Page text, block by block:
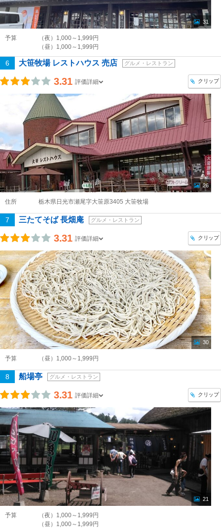
31
予算
（夜）1,000～1,999円
（昼）1,000～1,999円
6 大笹牧場 レストハウス 売店 グルメ・レストラン
3.31 評価詳細 クリップ
26
住所 栃木県日光市瀬尾字大笹原3405 大笹牧場
7 三たてそば 長畑庵 グルメ・レストラン
3.31 評価詳細 クリップ
30
予算 （昼）1,000～1,999円
8 船場亭 グルメ・レストラン
3.31 評価詳細 クリップ
21
予算
（夜）1,000～1,999円
（昼）1,000～1,999円